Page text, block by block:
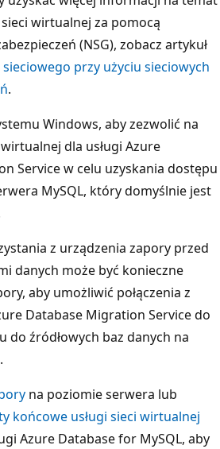
wirtualnej za pomocą
(NSG), zobacz artykuł
przy użyciu sieciowych
.
Windows, aby zezwolić na
dla usługi Azure
Service w celu uzyskania dostępu
MySQL, który domyślnie jest
z urządzenia zapory przed
danych może być konieczne
aby umożliwić połączenia z
Database Migration Service do
do źródłowych baz danych na
na poziomie serwera lub
końcowe usługi sieci wirtualnej
Azure Database for MySQL, aby